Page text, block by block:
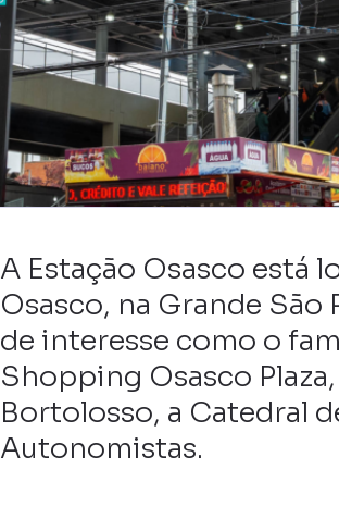
A Estação Osasco está
Osasco, na Grande São
de interesse como o
Shopping Osasco
Bortolosso, a Catedral
Autonomistas.